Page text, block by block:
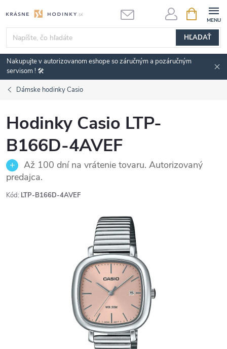
na
obsah
HĽADAŤ
KOŠÍK
Nakupujte v autorizovanom eshope so záručným a pozáručným
servisom ! 🛠️
Dámske hodinky Casio
Hodinky Casio LTP-
B166D-4AVEF
Až 100 dní na vrátenie tovaru. Autorizovaný
predajca.
Kód: LTP-B166D-4AVEF